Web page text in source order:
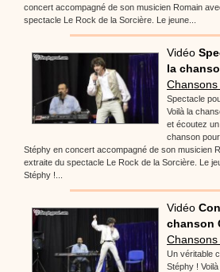
concert accompagné de son musicien Romain
spectacle Le Rock de la Sorcière. Le jeune...
Vidéo
la
Spectacle
Voilà la
et écoutez
chanson
Stéphy en concert accompagné de son musicien
extraite du spectacle Le Rock de la Sorcière. Le
Stéphy !...
Vidéo
chanson
Un véritable
Stéphy !